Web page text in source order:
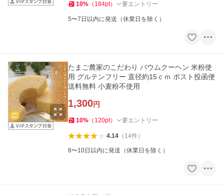
10% （ 184pt） 要エントリー
5〜7日以内に発送（休業日を除く）
たまご農家のこだわり バウムクーヘン 米粉使
用 グルテンフリー 直径約15ｃｍ ポスト投函便
送料無料 小麦粉不使用
1,300円
10% （ 120pt） 要エントリー
4.14（ 14件）
8〜10日以内に発送（休業日を除く）